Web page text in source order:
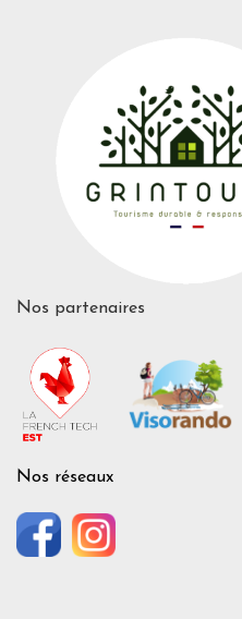
Nos partenaires
Nos réseaux